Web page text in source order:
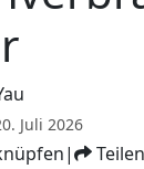
Juli 2026
| Teilen